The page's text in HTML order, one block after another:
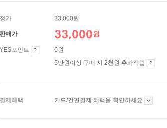
정가 33,000원
판매가 33,000원
YES포인트
0원
5만원이상 구매 시 2천원 추가적립
결제혜택 카드/간편결제 혜택을 확인하세요